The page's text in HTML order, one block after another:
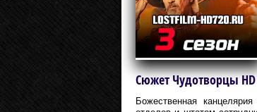
Сюжет Чудотворцы
Божественная